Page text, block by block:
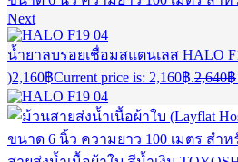
Next
น้ำยาลบรอยเชื่อมสแตนเลส HALO
)2,160฿Current price is: 2,160฿.2,640฿